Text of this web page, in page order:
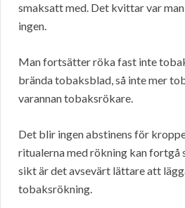
smaksatt med. Det kvittar var
ingen.
Man fortsätter röka fast inte
brända tobaksblad, så inte mer
varannan tobaksrökare.
Det blir ingen abstinens för
ritualerna med rökning kan fortgå
sikt är det avsevärt lättare att
tobaksrökning.